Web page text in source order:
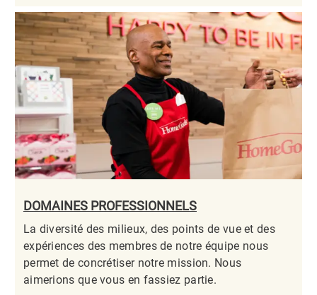
DOMAINES PROFESSIONNELS
La diversité des milieux, des points de vue et des
expériences des membres de notre équipe nous
permet de concrétiser notre mission. Nous
aimerions que vous en fassiez partie.​​​​​​​